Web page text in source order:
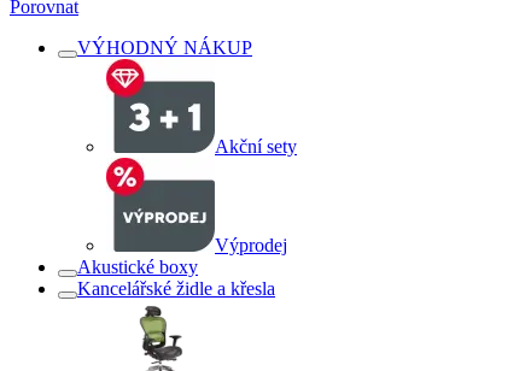
Porovnat
VÝHODNÝ NÁKUP
Akční sety
Výprodej
Akustické boxy
Kancelářské židle a křesla